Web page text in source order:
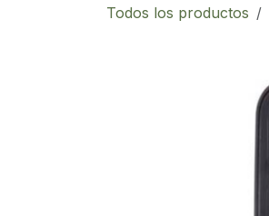
Todos los productos